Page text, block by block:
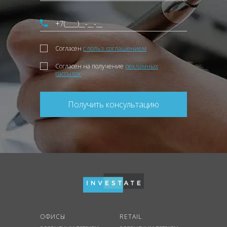
Согласен с польз. соглашением
Согласен на получение рекламных
рассылок
Получить консультацию
ОФИСЫ
RETAIL